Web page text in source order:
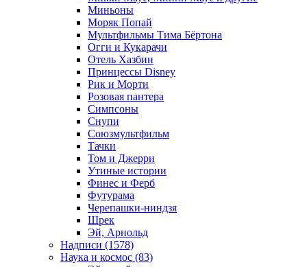
Миньоны
Моряк Попай
Мультфильмы Тима Бёртона
Огги и Кукарачи
Отель Хазбин
Принцессы Disney
Рик и Морти
Розовая пантера
Симпсоны
Снупи
Союзмультфильм
Тачки
Том и Джерри
Утиные истории
Финес и Ферб
Футурама
Черепашки-ниндзя
Шрек
Эй, Арнольд
Надписи (1578)
Наука и космос (83)